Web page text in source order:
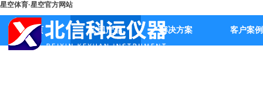
星空体育·星空官方网站
首页 公司产品 解决方案 客户案例